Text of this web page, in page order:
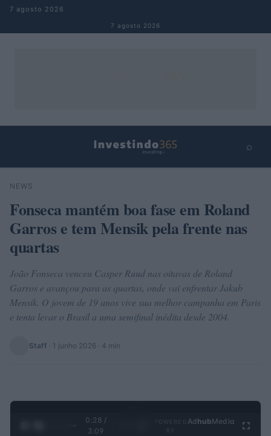
Pular para o conteúdo
7 agosto 2026
7 agosto 2026
⌕
Buscar
NEWS
Fonseca mantém boa fase em Roland
Garros e tem Mensik pela frente nas
quartas
João Fonseca venceu Casper Ruud nas oitavas de Roland
Garros e avançou para as quartas, onde vai enfrentar Jakub
Mensik. O jovem de 19 anos vive sua melhor campanha em Paris
e tenta levar o Brasil a uma semifinal inédita desde 2004.
Staff · 1 junho 2026 · 4 min
0:29 /
3:09
Ad hubMedia